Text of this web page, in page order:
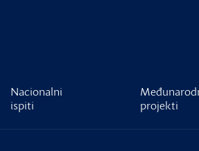
Nacionalni
ispiti
projekti